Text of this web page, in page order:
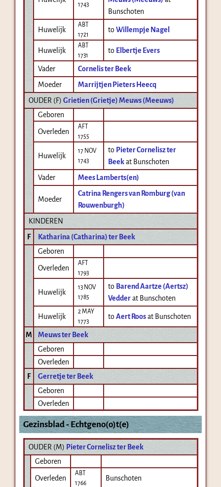
1743
Bunschoten
Huwelijk
ABT
1721
toWillempje Nagel
Huwelijk
ABT
1731
to Elbertje Evers
Vader
Cornelis ter Beek
Moeder
Marrijtjen Pieters Heecq
OUDER (F) Grietien (Grietje) Meuws (Meeuws)
Geboren
Overleden
AFT
1755
Huwelijk
17 NOV
1743
to Pieter Cornelisz ter
Beek at Bunschoten
Vader
Mees Lamberts(en)
Moeder
Catrina Rengers van Romburg (van
Rouwenburgh)
KINDEREN
F
Katharina (Catharina) ter Beek
Geboren
Overleden
AFT
1793
Huwelijk
13 NOV
1785
to Barend Aartze (Aertsz)
Vedder at Bunschoten
Huwelijk
2 MAY
1773
toAert Roos at Bunschoten
M
Meuws ter Beek
Geboren
Overleden
F
Gerretje ter Beek
Geboren
Overleden
Gezinsblad - Echtgeno(o)t(e)
OUDER (M) Pieter Cornelisz ter Beek
Geboren
Overleden
ABT
1766
Bunschoten